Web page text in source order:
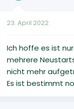
23. April 2022
Ich hoffe es ist
mehrere
nicht mehr
Es ist bestimmt